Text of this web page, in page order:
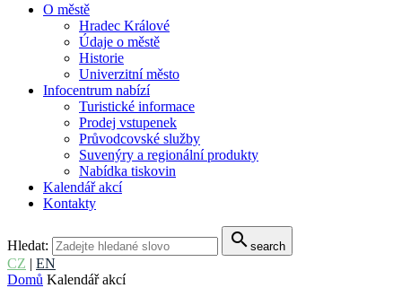
O městě
Hradec Králové
Údaje o městě
Historie
Univerzitní město
Infocentrum nabízí
Turistické informace
Prodej vstupenek
Průvodcovské služby
Suvenýry a regionální produkty
Nabídka tiskovin
Kalendář akcí
Kontakty
Hledat: search search
CZ | EN
Domů Kalendář akcí